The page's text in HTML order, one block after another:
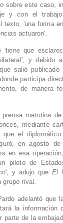
sobre este caso,
y con el
texto, 'una forma
actuaron'.
'tiene que
y debido
salió
participa
de manera
matutina
mediante
el
en agosto
en esa
piloto de
y adujo que El
grupo rival.
adelantó que
la información
parte de la